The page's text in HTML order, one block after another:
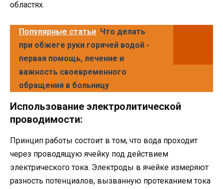
областях.
Популярные статьи Что делать
при обжеге руки горячей водой -
первая помощь, лечение и
важность своевременного
обращения в больницу
Использование электролитической
проводимости:
Принцип работы состоит в том, что вода проходит
через проводящую ячейку под действием
электрического тока. Электроды в ячейке измеряют
разность потенциалов, вызванную протеканием тока